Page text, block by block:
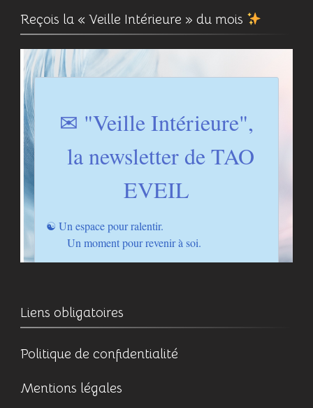
Reçois la « Veille Intérieure » du mois
Liens obligatoires
Politique de confidentialité
Mentions légales